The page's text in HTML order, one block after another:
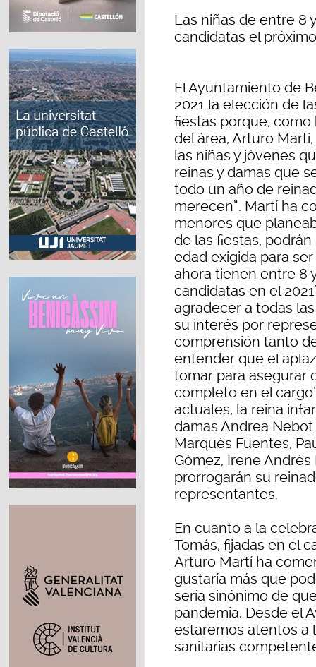
Las niñas de entre 8
candidatas el
El Ayuntamiento de
2021 la elección de
fiestas porque,
del área, Arturo
las niñas y jóvenes
reinas y damas que
todo un año de
merecen”. Martí ha
menores que
de las fiestas,
edad exigida para
ahora tienen entre 8
candidatas en el
agradecer a todas
su interés por
comprensión tanto
entender que el
tomar para asegurar
completo en el
actuales, la reina
damas Andrea Nebot
Marqués Fuentes,
Gómez, Irene
prorrogarán su
representantes.
En cuanto a la
Tomás, fijadas en el
Arturo Martí ha
gustaría más que
sería sinónimo de
pandemia. Desde el
estaremos atentos a
sanitarias